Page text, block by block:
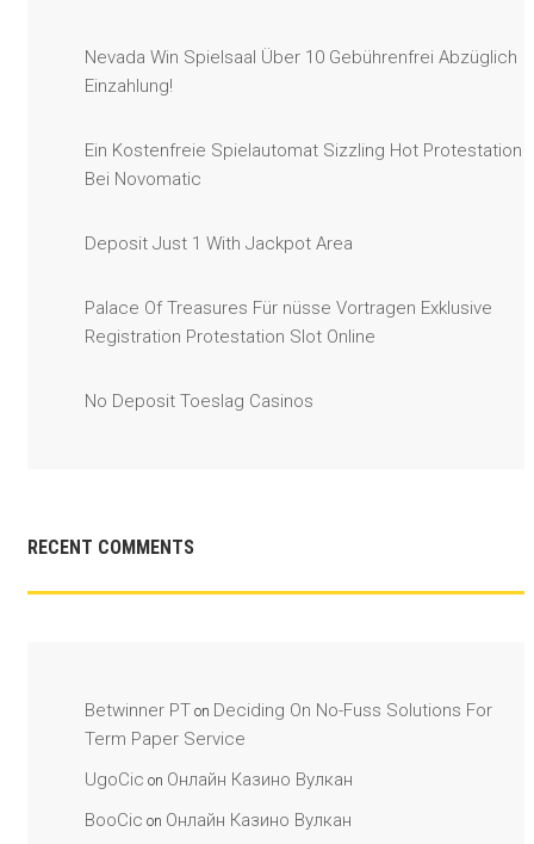
Nevada Win Spielsaal Über 10 Gebührenfrei Abzüglich
Einzahlung!
Ein Kostenfreie Spielautomat Sizzling Hot Protestation
Bei Novomatic
Deposit Just 1 With Jackpot Area
Palace Of Treasures Für nüsse Vortragen Exklusive
Registration Protestation Slot Online
No Deposit Toeslag Casinos
RECENT COMMENTS
Betwinner PT on Deciding On No-Fuss Solutions For
Term Paper Service
UgoCic on Онлайн Казино Вулкан
BooCic on Онлайн Казино Вулкан